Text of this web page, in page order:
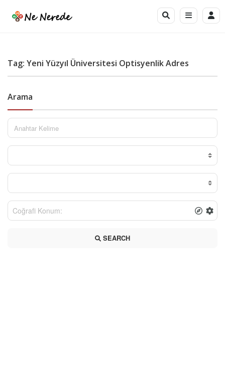
Tag: Yeni Yüzyıl Üniversitesi Optisyenlik Adres
Arama
SEARCH